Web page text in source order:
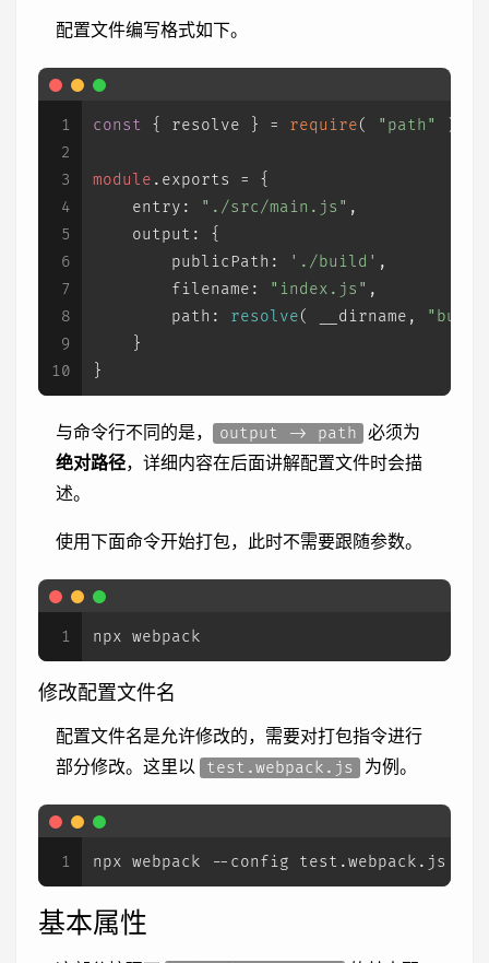
配置文件编写格式如下。
1
2
3
4
5
6
7
8
9
10
const { resolve } = require( "path" );
module . exports
= {
entry : "./src/main.js" ,
output : {
publicPath : './build' ,
filename : "index.js" ,
path : resolve( __dirname,
    }
}
与命令行不同的是， output -> path
必须为
绝对路径，详细内容在后面讲解配置文件时会描
述。
使用下面命令开始打包，此时不需要跟随参数。
1 npx webpack
修改配置文件名
配置文件名是允许修改的，需要对打包指令进行
部分修改。这里以
test.webpack.js 为例。
1 npx webpack --config test.webpack.js
基本属性